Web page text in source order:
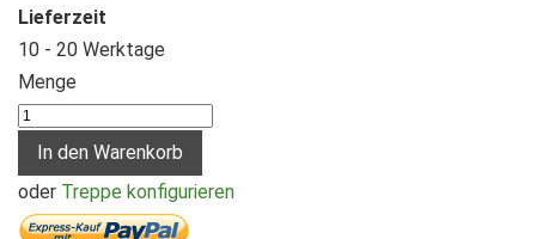
Lieferzeit
10 - 20 Werktage
Menge
In den Warenkorb
oder Treppe konfigurieren